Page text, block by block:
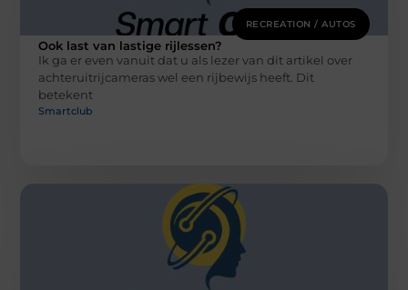
RECREATION / AUTOS
Ook last van lastige rijlessen?
Ik ga er even vanuit dat u als lezer van dit artikel over
achteruitrijcameras wel een rijbewijs heeft. Dit
betekent
Smartclub